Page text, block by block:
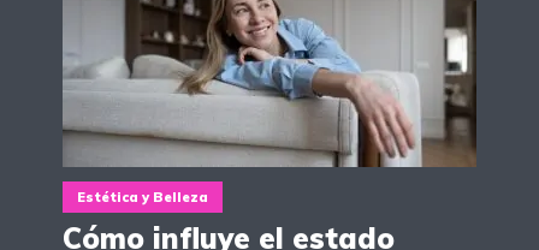
Estética y Belleza
Cómo influye el estado